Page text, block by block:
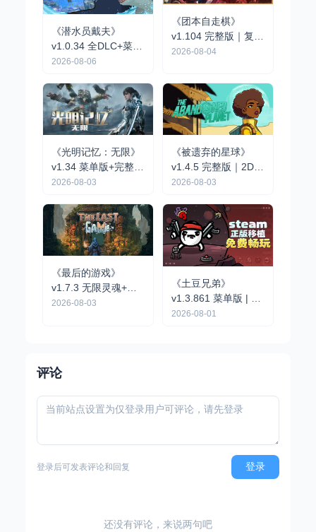
《潜水员戴夫》
v1.0.34 全DLC+菜单
| 像素风海洋探索经
2026-08-06
《团本自走棋》
v1.104 完整版｜复古
队伍制肉鸽自走棋手
2026-08-04
《光明记忆：无限》
v1.34 菜单版+完整版
｜第一人称动作战术
2026-08-03
《被遗弃的星球》
v1.4.5 完整版｜2D像
素点击解谜冒险手游
2026-08-03
《最后的游戏》
v1.7.3 无限灵魂+完
整版｜肉鸽弹幕动作
2026-08-03
《土豆兄弟》
v1.3.861 菜单版 | 自
上而下 Roguelike 竞
2026-08-01
评论
登录后可发表评论和回复 登录
还没有评论，来说两句吧